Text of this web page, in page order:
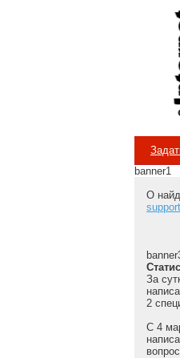
banner1
О
За
2
С 4